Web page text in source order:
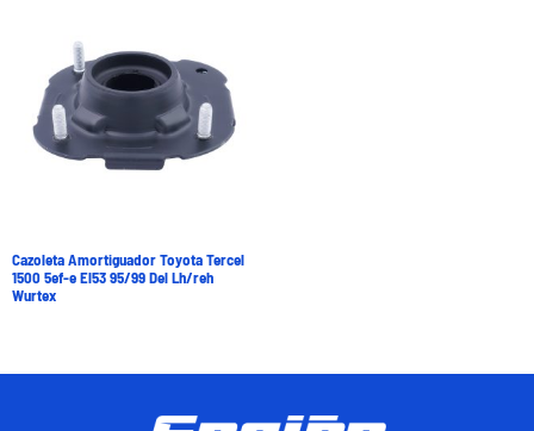
Cazoleta Amortiguador Toyota Tercel
1500 5ef-e El53 95/99 Del Lh/reh
Wurtex